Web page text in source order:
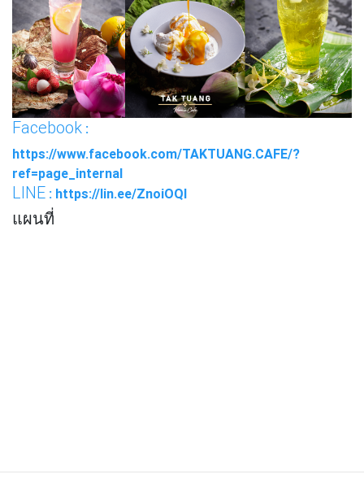
Facebook :
https://www.facebook.com/TAKTUANG.CAFE/?
ref=page_internal
LINE : https://lin.ee/ZnoiOQI
แผนที่